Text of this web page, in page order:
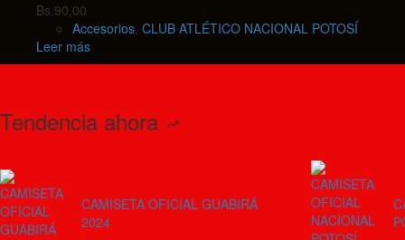
producto
opciones
página
Bs.90,00
Accesorios, CLUB ATLÉTICO NACIONAL POTOSÍ
Leer más
Tendencia ahora
CAMISETA OFICIAL GUABIRÁ
2024